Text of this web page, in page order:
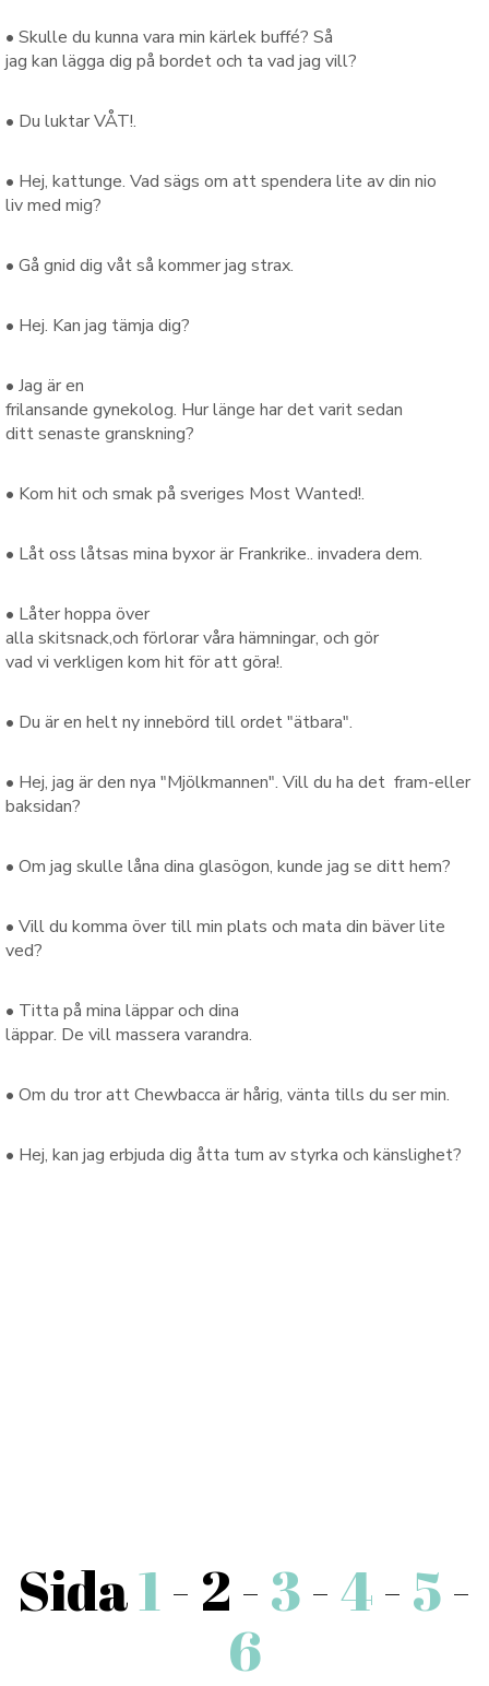
• Skulle du kunna vara min kärlekbuffé? Så
jag kan lägga dig på bordetoch ta vad jag vill?
• Du luktarVÅT!.
• Hej, kattunge. Vad sägs om att spendera lite avdin nio
livmed mig?
• Gå gnid dig våt så kommer jag strax.
• Hej. Kan jag tämja dig?
• Jag ären
frilansande gynekolog. Hurlänge hardetvaritsedan
dittsenaste granskning?
• Kom hitoch smak på sveriges MostWanted!.
• Låtoss låtsas mina byxorär Frankrike.. invadera dem.
• Låterhoppa över
alla skitsnack,och förlorarvåra hämningar, och gör
vad vi verkligen kom hitför attgöra!.
• Du ären helt ny innebörd tillordet"ätbara".
• Hej, jag ärden nya "Mjölkmannen". Vill du ha det fram-eller
baksidan?
• Om jag skulle låna dina glasögon, kunde jag se ditt hem?
• Vill du komma över tillmin plats och mata din bäverlite
ved?
• Titta på mina läpparoch dina
läppar. De villmassera varandra.
• Om du tror attChewbacca ärhårig, vänta tills du sermin.
• Hej, kan jag erbjuda dig åtta tum avstyrka och känslighet?
Sida1- 2 -3-4-5-
6